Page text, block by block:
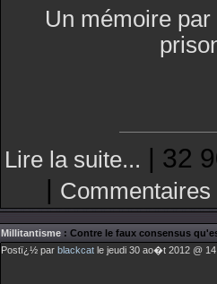
Un mémoire
Lire la suite... | 32
| Commentaires
Millitantisme : Contre le faux consensus
Postï¿½ par blackcat le jeudi 30 ao�t 2012 @